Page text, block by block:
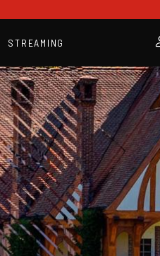
STREAMING